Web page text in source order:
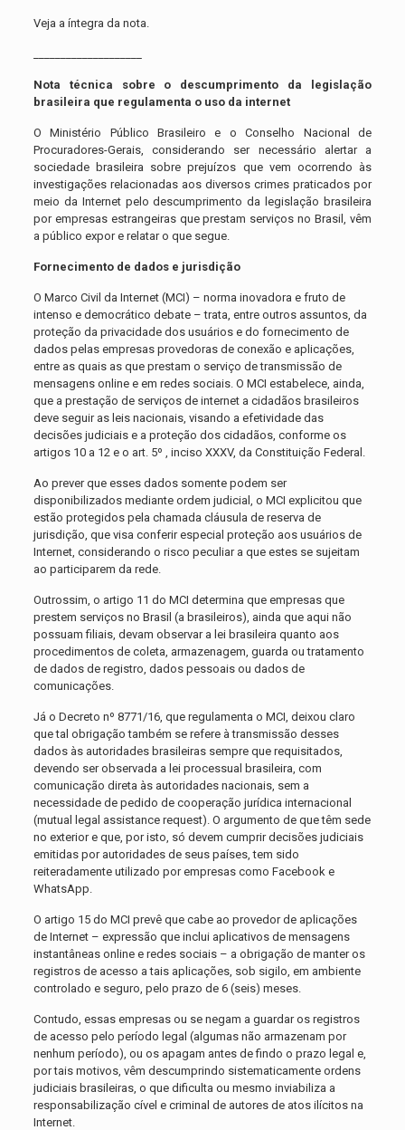
Veja a íntegra da nota.
Nota técnica sobre o descumprimento da legislação
brasileira que regulamenta o uso da internet
O Ministério Público Brasileiro e o Conselho Nacional de
Procuradores-Gerais, considerando ser necessário alertar a
sociedade brasileira sobre prejuízos que vem ocorrendo às
investigações relacionadas aos diversos crimes praticados por
meio da Internet pelo descumprimento da legislação brasileira
por empresas estrangeiras que prestam serviços no Brasil, vêm
a público expor e relatar o que segue.
Fornecimento de dados e jurisdição
O Marco Civil da Internet (MCI) – norma inovadora e fruto de
intenso e democrático debate – trata, entre outros assuntos, da
proteção da privacidade dos usuários e do fornecimento de
dados pelas empresas provedoras de conexão e aplicações,
entre as quais as que prestam o serviço de transmissão de
mensagens online e em redes sociais. O MCI estabelece, ainda,
que a prestação de serviços de internet a cidadãos brasileiros
deve seguir as leis nacionais, visando a efetividade das
decisões judiciais e a proteção dos cidadãos, conforme os
artigos 10 a 12 e o art. 5º , inciso XXXV, da Constituição Federal.
Ao prever que esses dados somente podem ser
disponibilizados mediante ordem judicial, o MCI explicitou que
estão protegidos pela chamada cláusula de reserva de
jurisdição, que visa conferir especial proteção aos usuários de
Internet, considerando o risco peculiar a que estes se sujeitam
ao participarem da rede.
Outrossim, o artigo 11 do MCI determina que empresas que
prestem serviços no Brasil (a brasileiros), ainda que aqui não
possuam filiais, devam observar a lei brasileira quanto aos
procedimentos de coleta, armazenagem, guarda ou tratamento
de dados de registro, dados pessoais ou dados de
comunicações.
Já o Decreto nº 8771/16, que regulamenta o MCI, deixou claro
que tal obrigação também se refere à transmissão desses
dados às autoridades brasileiras sempre que requisitados,
devendo ser observada a lei processual brasileira, com
comunicação direta às autoridades nacionais, sem a
necessidade de pedido de cooperação jurídica internacional
(mutual legal assistance request). O argumento de que têm sede
no exterior e que, por isto, só devem cumprir decisões judiciais
emitidas por autoridades de seus países, tem sido
reiteradamente utilizado por empresas como Facebook e
WhatsApp.
O artigo 15 do MCI prevê que cabe ao provedor de aplicações
de Internet – expressão que inclui aplicativos de mensagens
instantâneas online e redes sociais – a obrigação de manter os
registros de acesso a tais aplicações, sob sigilo, em ambiente
controlado e seguro, pelo prazo de 6 (seis) meses.
Contudo, essas empresas ou se negam a guardar os registros
de acesso pelo período legal (algumas não armazenam por
nenhum período), ou os apagam antes de findo o prazo legal e,
por tais motivos, vêm descumprindo sistematicamente ordens
judiciais brasileiras, o que dificulta ou mesmo inviabiliza a
responsabilização cível e criminal de autores de atos ilícitos na
Internet.